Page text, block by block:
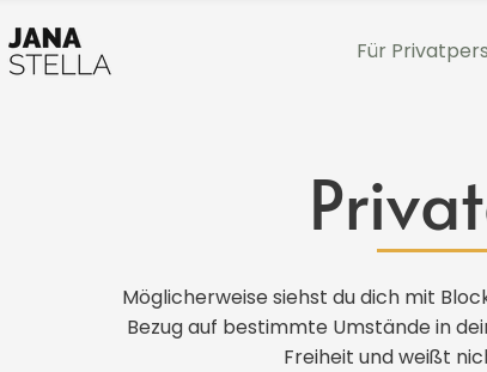
Für
Möglicherweise siehst du dich mit
Bezug auf bestimmte Umstände in
Freiheit und weißt